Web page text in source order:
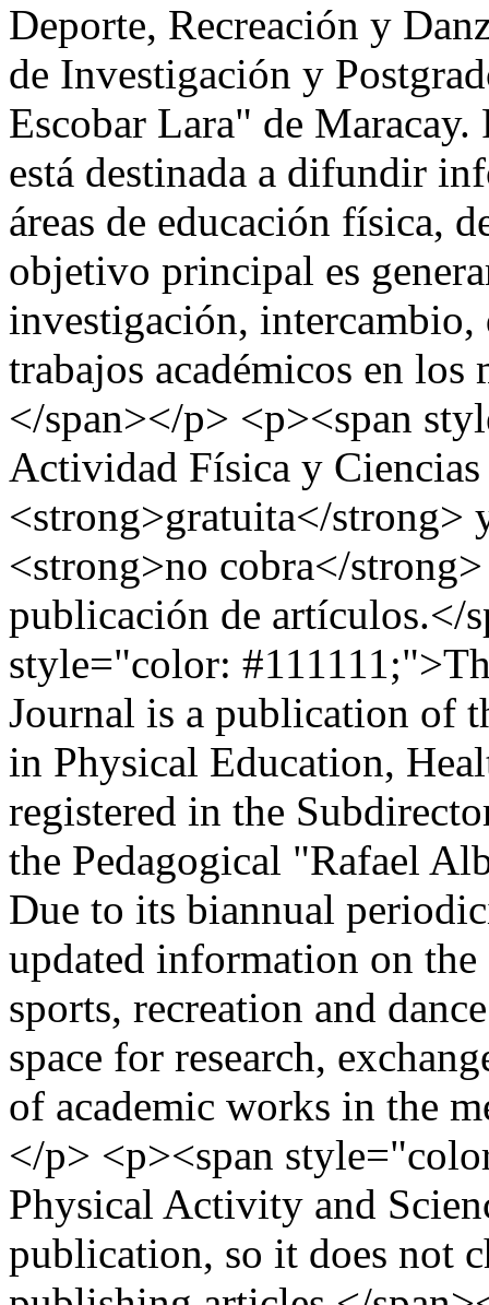
Deporte, Recreación y
de Investigación y
Escobar Lara" de
está destinada a difundir
áreas de educación física,
objetivo principal es
investigación,
trabajos académicos en los
</span></p> <p><span
Actividad Física y
<strong>gratuita</strong>
<strong>no cobra</
publicación de artículos.</
style="color:
Journal is a publication of
in Physical Education,
registered in the
the Pedagogical "Rafael
Due to its biannual
updated information on
sports, recreation and
space for research,
of academic works in the
</p> <p><span
Physical Activity and
publication, so it does not